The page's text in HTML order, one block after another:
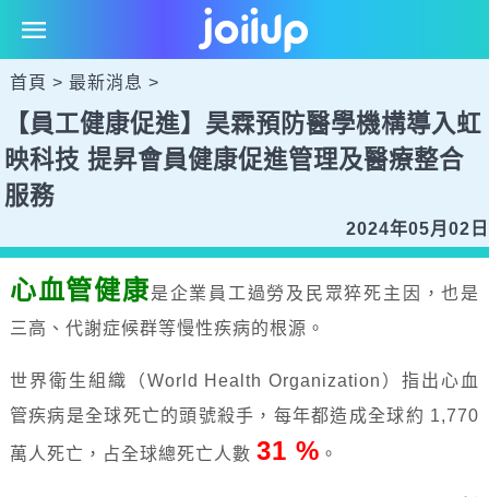
首頁 > 最新消息 >
【員工健康促進】昊霖預防醫學機構導入虹
映科技 提昇會員健康促進管理及醫療整合
服務
2024年05月02日
心血管健康是企業員工過勞及民眾猝死主因，也是
三高、代謝症候群等慢性疾病的根源。
世界衛生組織（World Health Organization）指出心血
管疾病是全球死亡的頭號殺手，每年都造成全球約 1,770
萬人死亡，占全球總死亡人數 31 % 。